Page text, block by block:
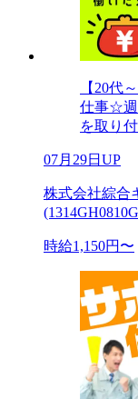
【20代
仕事☆週
を取り
07月29日UP
株式会社綜合
時給1,150円〜